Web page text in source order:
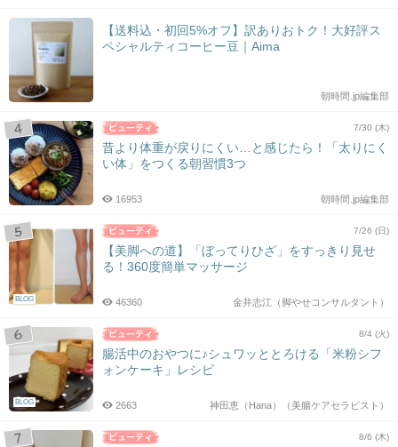
【送料込・初回5%オフ】訳ありおトク！大好評ス
ペシャルティコーヒー豆｜Aima
朝時間.jp編集部
7/30 (木)
昔より体重が戻りにくい…と感じたら！「太りにく
い体」をつくる朝習慣3つ
朝時間.jp編集部
16953
BLOG
7/26 (日)
【美脚への道】「ぼってりひざ」をすっきり見せ
る！360度簡単マッサージ
金井志江（脚やせコンサルタント）
46360
BLOG
8/4 (火)
腸活中のおやつに♪シュワッととろける「米粉シフ
ォンケーキ」レシピ
神田恵（Hana）（美腸ケアセラピスト）
2663
8/6 (木)